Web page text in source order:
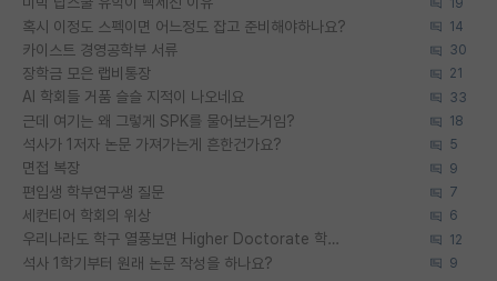
혹시 이정도 스펙이면 어느정도 잡고 준비해야하나요? 14
카이스트 경영공학부 서류 30
장학금 모은 랩비통장 21
AI 학회들 거품 슬슬 지적이 나오네요 33
근데 여기는 왜 그렇게 SPK를 물어보는거임? 18
석사가 1저자 논문 가져가는게 흔한건가요? 5
면접 복장 9
편입생 학부연구생 질문 7
세컨티어 학회의 위상 6
우리나라도 학구 열풍보면 Higher Doctorate 학위가 필요하다고 봅니다. 12
석사 1학기부터 원래 논문 작성을 하나요? 9